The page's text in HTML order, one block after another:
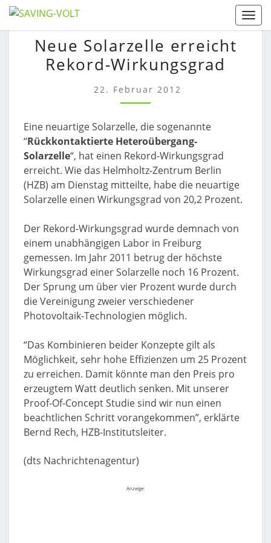
Skip
to
NEUE
SOLARZELLE
ERREICHT
REKORD-
WIRKUNGSGRAD
Neue Solarzelle erreicht
Rekord-Wirkungsgrad
22. Februar 2012
Eine neuartige Solarzelle, die sogenannte
“Rückkontaktierte Heteroübergang-
Solarzelle“, hat einen Rekord-Wirkungsgrad
erreicht. Wie das Helmholtz-Zentrum Berlin
(HZB) am Dienstag mitteilte, habe die neuartige
Solarzelle einen Wirkungsgrad von 20,2 Prozent.
Der Rekord-Wirkungsgrad wurde demnach von
einem unabhängigen Labor in Freiburg
gemessen. Im Jahr 2011 betrug der höchste
Wirkungsgrad einer Solarzelle noch 16 Prozent.
Der Sprung um über vier Prozent wurde durch
die Vereinigung zweier verschiedener
Photovoltaik-Technologien möglich.
“Das Kombinieren beider Konzepte gilt als
Möglichkeit, sehr hohe Effizienzen um 25 Prozent
zu erreichen. Damit könnte man den Preis pro
erzeugtem Watt deutlich senken. Mit unserer
Proof-Of-Concept Studie sind wir nun einen
beachtlichen Schritt vorangekommen”, erklärte
Bernd Rech, HZB-Institutsleiter.
(dts Nachrichtenagentur)
Anzeige: